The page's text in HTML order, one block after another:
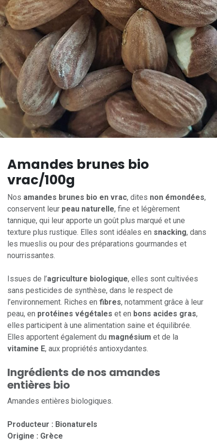
Amandes brunes bio
vrac/100g
Nos amandes brunes bio en vrac, dites non émondées,
conservent leur peau naturelle, fine et légèrement
tannique, qui leur apporte un goût plus marqué et une
texture plus rustique. Elles sont idéales en snacking, dans
les mueslis ou pour des préparations gourmandes et
nourrissantes.
Issues de l’agriculture biologique, elles sont cultivées
sans pesticides de synthèse, dans le respect de
l’environnement. Riches en fibres, notamment grâce à leur
peau, en protéines végétales et en bons acides gras,
elles participent à une alimentation saine et équilibrée.
Elles apportent également du magnésium et de la
vitamine E, aux propriétés antioxydantes.
Ingrédients de nos amandes
entières bio
Amandes entières biologiques.
Producteur : Bionaturels
Origine : Grèce